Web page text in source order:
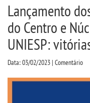
CPA
CPSA
Lançamento
do Centro e
UNIESP:
Data: 03/02/2023 | Comentário